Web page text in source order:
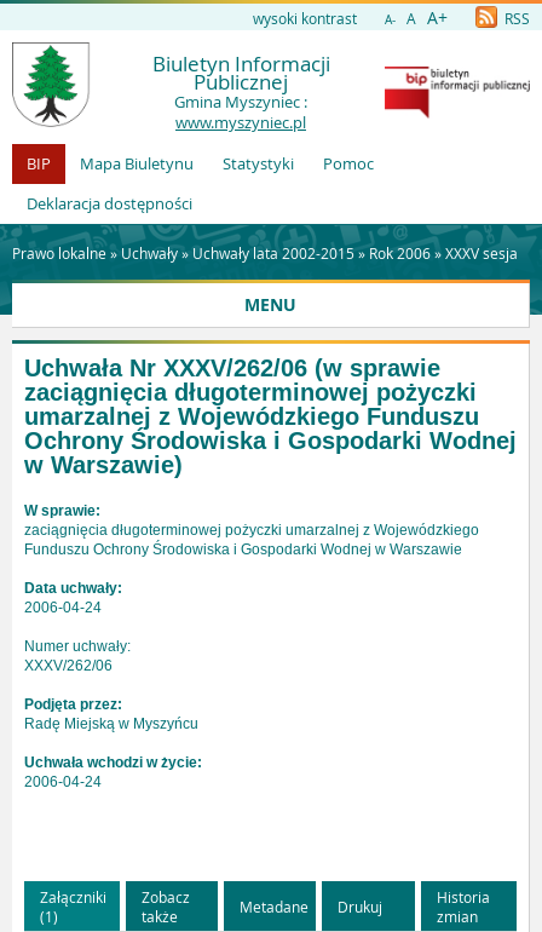
wysoki kontrast A- A A+ RSS
Biuletyn Informacji
Publicznej
Gmina Myszyniec :
www.myszyniec.pl
BIP
Mapa Biuletynu Statystyki
Pomoc
Deklaracja dostępności
Prawo lokalne » Uchwały» Uchwały lata 2002-2015»Rok 2006»XXXV sesja
MENU
Uchwała Nr XXXV/262/06 (w sprawie
zaciągnięcia długoterminowej pożyczki
umarzalnej z Wojewódzkiego Funduszu
Ochrony Środowiska i Gospodarki Wodnej
w Warszawie)
W sprawie:
zaciągnięcia długoterminowej pożyczki umarzalnej z Wojewódzkiego
Funduszu Ochrony Środowiska i Gospodarki Wodnej w Warszawie
Data uchwały:
2006-04-24
Numer uchwały:
XXXV/262/06
Podjęta przez:
Radę Miejską w Myszyńcu
Uchwała wchodzi w życie:
2006-04-24
Załączniki
(1)
Zobacz
także
Metadane Drukuj
Historia
zmian